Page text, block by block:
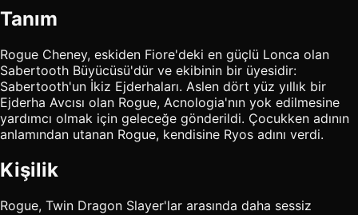
Tanım
Rogue Cheney, eskiden Fiore'deki en güçlü Lonca olan
Sabertooth Büyücüsü'dür ve ekibinin bir üyesidir:
Sabertooth'un İkiz Ejderhaları. Aslen dört yüz yıllık bir
Ejderha Avcısı olan Rogue, Acnologia'nın yok edilmesine
yardımcı olmak için geleceğe gönderildi. Çocukken adının
anlamından utanan Rogue, kendisine Ryos adını verdi.
Kişilik
Rogue, Twin Dragon Slayer'lar arasında daha sessiz